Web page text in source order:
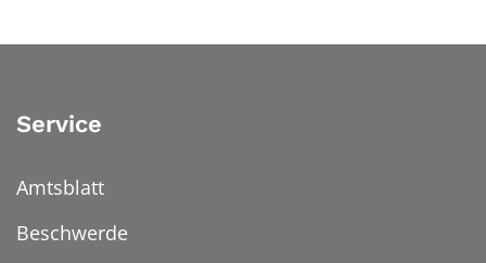
Service
Amtsblatt
Beschwerde